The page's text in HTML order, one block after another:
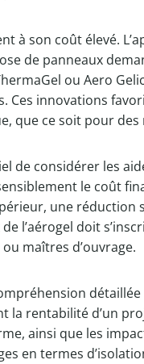
à son coût élevé.
de panneaux
ou Aero
Ces innovations
que ce soit pour
de considérer les
le coût
une réduction
l’aérogel doit
maîtres d’ouvrage.
la rentabilité d’un
ainsi que les
en termes